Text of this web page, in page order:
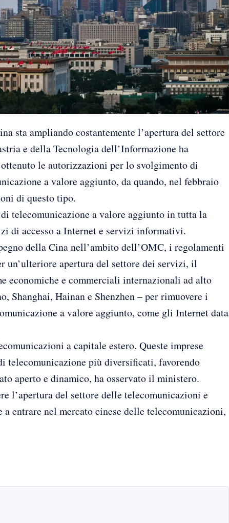
sta ampliando costantemente l’apertura del settore
e della Tecnologia dell’Informazione ha
le autorizzazioni per lo svolgimento di
a valore aggiunto, da quando, nel febbraio
di questo tipo.
telecomunicazione a valore aggiunto in tutta la
di accesso a Internet e servizi informativi.
della Cina nell’ambito dell’OMC, i regolamenti
apertura del settore dei servizi, il
economiche e commerciali internazionali ad alto
Shanghai, Hainan e Shenzhen – per rimuovere i
a valore aggiunto, come gli Internet data
a capitale estero. Queste imprese
più diversificati, favorendo
aperto e dinamico, ha osservato il ministero.
l’apertura del settore delle telecomunicazioni e
entrare nel mercato cinese delle telecomunicazioni,